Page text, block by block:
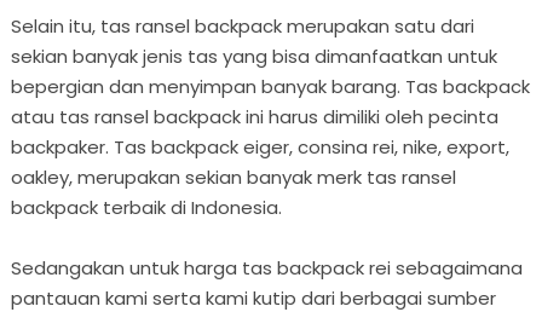
Selain itu, tas ransel backpack merupakan satu dari
sekian banyak jenis tas yang bisa dimanfaatkan untuk
bepergian dan menyimpan banyak barang. Tas backpack
atau tas ransel backpack ini harus dimiliki oleh pecinta
backpaker. Tas backpack eiger, consina rei, nike, export,
oakley, merupakan sekian banyak merk tas ransel
backpack terbaik di Indonesia.
Sedangakan untuk harga tas backpack rei sebagaimana
pantauan kami serta kami kutip dari berbagai sumber